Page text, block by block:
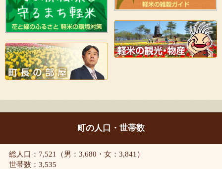
町の人口・世帯数
総人口：7,521（男：3,680・女：3,841）
世帯数：3,535